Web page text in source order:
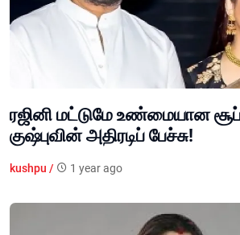
ரஜினி மட்டுமே உண்மையான
குஷ்புவின் அதிரடிப் பேச்சு!
kushpu / 1 year ago